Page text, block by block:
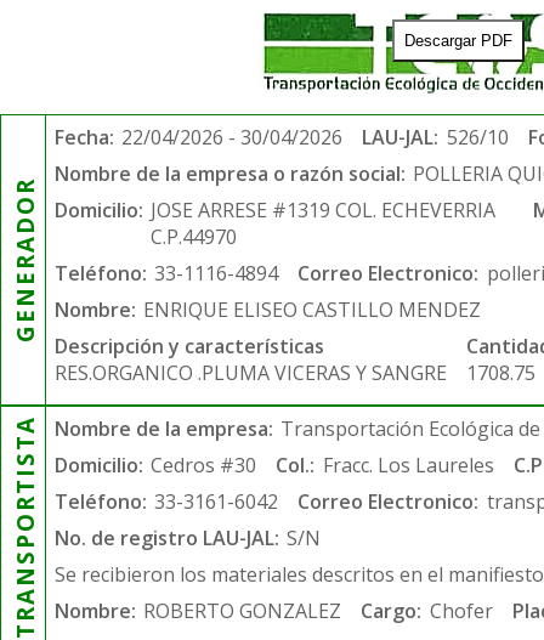
Descargar PDF
GENERADOR
Fecha: 22/04/2026 - 30/04/2026 LAU-JAL: 526/10
Nombre de la empresa o razón social: POLLERIA
Domicilio: JOSE ARRESE #1319 COL. ECHEVERRIA
C.P.44970
Teléfono: 33-1116-4894 Correo Electronico:
Nombre: ENRIQUE ELISEO CASTILLO MENDEZ
Descripción y características
RES.ORGANICO .PLUMA VICERAS Y SANGRE
1708.75
TRANSPORTISTA Nombre de la empresa: Transportación Ecológica de
Domicilio: Cedros #30 Col.: Fracc. Los Laureles
Teléfono: 33-3161-6042 Correo Electronico:
No. de registro LAU-JAL: S/N
Se recibieron los materiales descritos en el
Nombre: ROBERTO GONZALEZ Cargo: Chofer